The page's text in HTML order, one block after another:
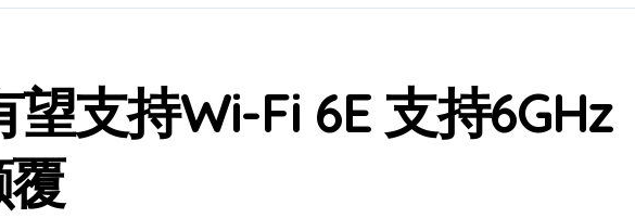
潮玩美到炸裂
望支持Wi-Fi 6E 支持6GHz